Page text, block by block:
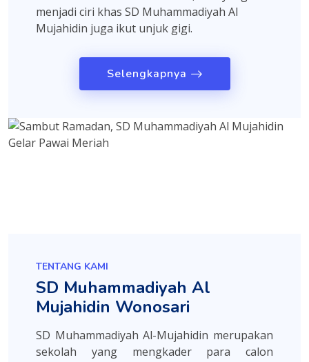
menjadi ciri khas SD Muhammadiyah Al
Mujahidin juga ikut unjuk gigi.
Selengkapnya
TENTANG KAMI
SD Muhammadiyah Al
Mujahidin Wonosari
SD Muhammadiyah Al-Mujahidin merupakan
sekolah yang mengkader para calon